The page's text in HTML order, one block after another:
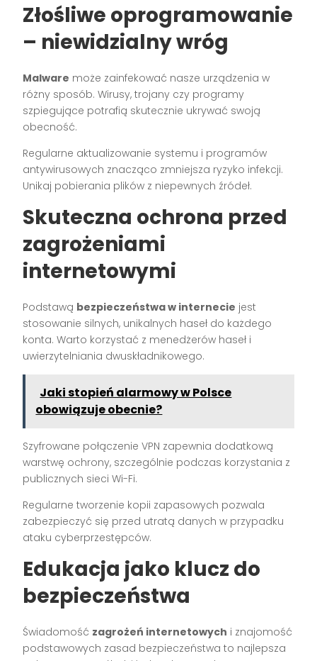
Złośliwe oprogramowanie
– niewidzialny wróg
Malware może zainfekować nasze urządzenia w
różny sposób. Wirusy, trojany czy programy
szpiegujące potrafią skutecznie ukrywać swoją
obecność.
Regularne aktualizowanie systemu i programów
antywirusowych znacząco zmniejsza ryzyko infekcji.
Unikaj pobierania plików z niepewnych źródeł.
Skuteczna ochrona przed
zagrożeniami
internetowymi
Podstawą bezpieczeństwa w internecie jest
stosowanie silnych, unikalnych haseł do każdego
konta. Warto korzystać z menedżerów haseł i
uwierzytelniania dwuskładnikowego.
Jaki stopień alarmowy w Polsce
obowiązuje obecnie?
Szyfrowane połączenie VPN zapewnia dodatkową
warstwę ochrony, szczególnie podczas korzystania z
publicznych sieci Wi-Fi.
Regularne tworzenie kopii zapasowych pozwala
zabezpieczyć się przed utratą danych w przypadku
ataku cyberprzestępców.
Edukacja jako klucz do
bezpieczeństwa
Świadomość zagrożeń internetowych i znajomość
podstawowych zasad bezpieczeństwa to najlepsza